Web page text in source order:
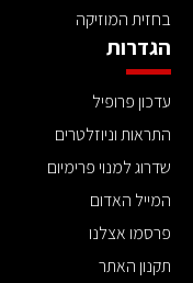
בחזית המוזיקה
הגדרות
עדכון פרופיל
התראות וניוזלטרים
שדרוג למנוי פרימיום
המייל האדום
פרסמו אצלנו
תקנון האתר